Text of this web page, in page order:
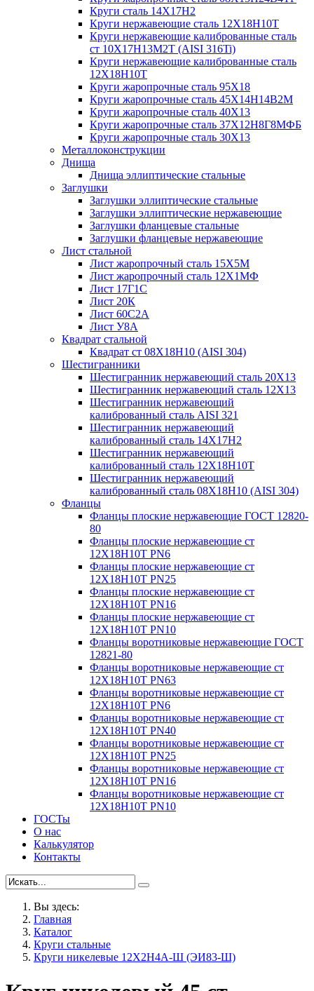
Круги сталь 14Х17Н2
Круги нержавеющие сталь 12Х18Н10Т
Круги нержавеющие калиброванные сталь
ст 10Х17Н13М2Т (AISI 316Ti)
Круги нержавеющие калиброванные сталь
12Х18Н10Т
Круги жаропрочные сталь 95Х18
Круги жаропрочные сталь 45Х14Н14В2М
Круги жаропрочные сталь 40Х13
Круги жаропрочные сталь 37Х12Н8Г8МФБ
Круги жаропрочные сталь 30Х13
Металлоконструкции
Днища
Днища эллиптические стальные
Заглушки
Заглушки эллиптические стальные
Заглушки эллиптические нержавеющие
Заглушки фланцевые стальные
Заглушки фланцевые нержавеющие
Лист стальной
Лист жаропрочный сталь 15Х5М
Лист жаропрочный сталь 12Х1МФ
Лист 17Г1С
Лист 20К
Лист 60С2А
Лист У8А
Квадрат стальной
Квадрат ст 08Х18Н10 (AISI 304)
Шестигранники
Шестигранник нержавеющий сталь 20Х13
Шестигранник нержавеющий сталь 12Х13
Шестигранник нержавеющий
калиброванный сталь AISI 321
Шестигранник нержавеющий
калиброванный сталь 14Х17Н2
Шестигранник нержавеющий
калиброванный сталь 12Х18Н10Т
Шестигранник нержавеющий
калиброванный сталь 08Х18Н10 (AISI 304)
Фланцы
Фланцы плоские нержавеющие ГОСТ 12820-
80
Фланцы плоские нержавеющие ст
12Х18Н10Т PN6
Фланцы плоские нержавеющие ст
12Х18Н10Т PN25
Фланцы плоские нержавеющие ст
12Х18Н10Т PN16
Фланцы плоские нержавеющие ст
12Х18Н10Т PN10
Фланцы воротниковые нержавеющие ГОСТ
12821-80
Фланцы воротниковые нержавеющие ст
12Х18Н10Т PN63
Фланцы воротниковые нержавеющие ст
12Х18Н10Т PN6
Фланцы воротниковые нержавеющие ст
12Х18Н10Т PN40
Фланцы воротниковые нержавеющие ст
12Х18Н10Т PN25
Фланцы воротниковые нержавеющие ст
12Х18Н10Т PN16
Фланцы воротниковые нержавеющие ст
12Х18Н10Т PN10
ГОСТы
О нас
Калькулятор
Контакты
Вы здесь:
Главная
Каталог
Круги стальные
Круги никелевые 12Х2Н4А-Ш (ЭИ83-Ш)